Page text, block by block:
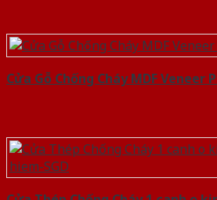
Cửa Gỗ Chống Cháy MDF Veneer